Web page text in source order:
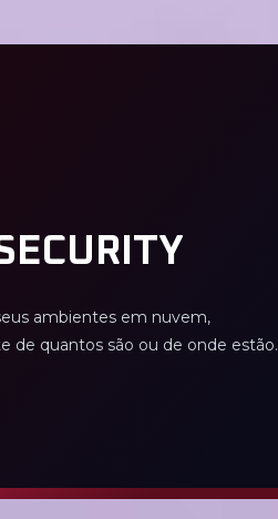
ambientes em nuvem,
de quantos são ou de onde estão.